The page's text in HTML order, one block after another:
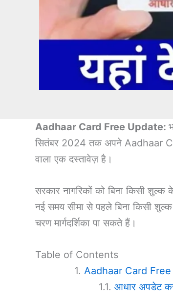
Aadhaar Card Free Update:
सितंबर 2024 तक अपने Aadhaar
वाला एक दस्तावेज़ है।
सरकार नागरिकों को बिना किसी
नई समय सीमा से पहले बिना किसी
चरण मार्गदर्शिका पा सकते हैं।
Table of Contents
Aadhaar Card
आधार अपडेट